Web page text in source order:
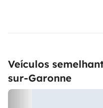
Veículos
sur-Garonne